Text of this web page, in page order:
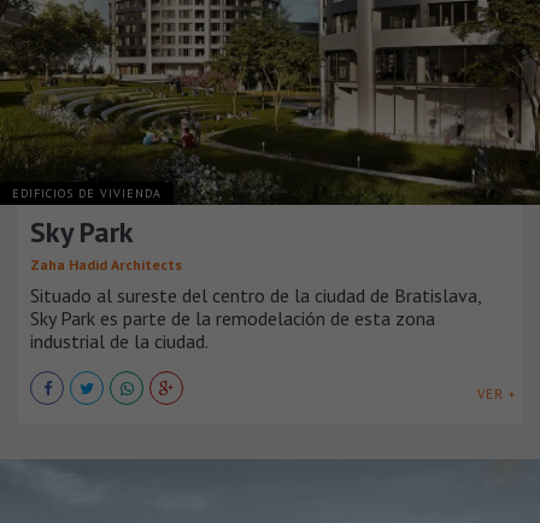
EDIFICIOS DE VIVIENDA
Sky Park
Zaha Hadid Architects
Situado al sureste del centro de la ciudad de Bratislava,
Sky Park es parte de la remodelación de esta zona
industrial de la ciudad.
VER +